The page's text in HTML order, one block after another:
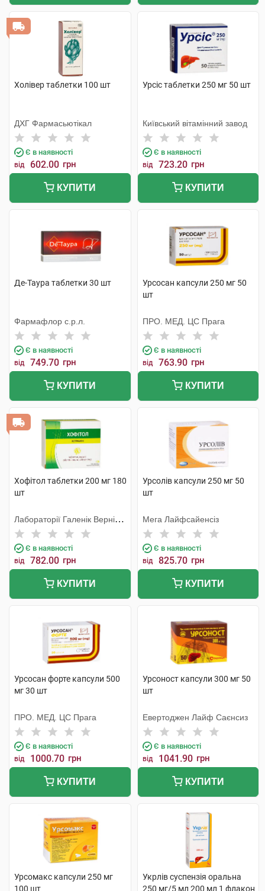
Холівер таблетки 100 шт
ДХГ Фармасьютікал
Є в наявності
від 602.00 грн
КУПИТИ
Урсіс таблетки 250 мг 50 шт
Київський вітамінний завод
Є в наявності
від 723.20 грн
КУПИТИ
Де-Таура таблетки 30 шт
Фармафлор с.р.л.
Є в наявності
від 749.70 грн
КУПИТИ
Урсосан капсули 250 мг 50
шт
ПРО. МЕД. ЦС Прага
Є в наявності
від 763.90 грн
КУПИТИ
Хофітол таблетки 200 мг 180
шт
Лабораторії Галенік Вернін/
Франція
Є в наявності
від 782.00 грн
КУПИТИ
Урсолів капсули 250 мг 50
шт
Мега Лайфсайенсіз
Є в наявності
від 825.70 грн
КУПИТИ
Урсосан форте капсули 500
мг 30 шт
ПРО. МЕД. ЦС Прага
Є в наявності
від 1000.70 грн
КУПИТИ
Урсоност капсули 300 мг 50
шт
Евертоджен Лайф Саєнсиз
Є в наявності
від 1041.90 грн
КУПИТИ
Урсомакс капсули 250 мг
100 шт
Укрлів суспензія оральна
250 мг/5 мл 200 мл 1 флакон